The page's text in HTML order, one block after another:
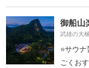
御船山
武雄の大
⭐️サウ
ごくお